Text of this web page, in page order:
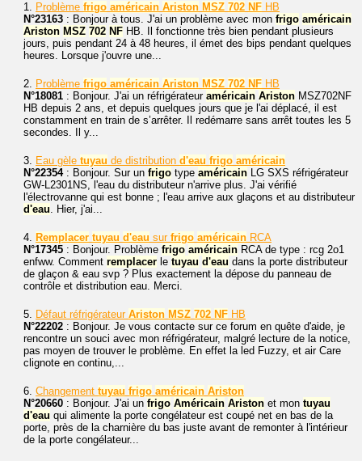
1. Problème frigo américain Ariston MSZ 702 NF HB
N°23163 : Bonjour à tous. J'ai un problème avec mon frigo américain
Ariston MSZ 702 NF HB. Il fonctionne très bien pendant plusieurs
jours, puis pendant 24 à 48 heures, il émet des bips pendant quelques
heures. Lorsque j'ouvre une...
2. Problème frigo américain Ariston MSZ 702 NF HB
N°18081 : Bonjour. J'ai un réfrigérateur américain Ariston MSZ702NF
HB depuis 2 ans, et depuis quelques jours que je l'ai déplacé, il est
constamment en train de s’arrêter. Il redémarre sans arrêt toutes les 5
secondes. Il y...
3. Eau gèle tuyau de distribution d'eau frigo américain
N°22354: Bonjour. Sur un frigo type américain LG SXS réfrigérateur
GW-L2301NS, l'eau du distributeur n'arrive plus. J'ai vérifié
l'électrovanne qui est bonne ; l'eau arrive aux glaçons et au distributeur
d'eau. Hier, j'ai...
4. Remplacer tuyau d'eau sur frigo américain RCA
N°17345 : Bonjour. Problème frigo américain RCA de type : rcg 2o1
enfww. Comment remplacer le tuyau d'eau dans la porte distributeur
de glaçon & eau svp ? Plus exactement la dépose du panneau de
contrôle et distribution eau. Merci.
5. Défaut réfrigérateur Ariston MSZ 702 NF HB
N°22202 : Bonjour. Je vous contacte sur ce forum en quête d'aide, je
rencontre un souci avec mon réfrigérateur, malgré lecture de la notice,
pas moyen de trouver le problème. En effet la led Fuzzy, et air Care
clignote en continu,...
6. Changement tuyau frigo américain Ariston
N°20660 : Bonjour. J'ai un frigo Américain Ariston et mon tuyau
d'eau qui alimente la porte congélateur est coupé net en bas de la
porte, près de la charnière du bas juste avant de remonter à l'intérieur
de la porte congélateur...